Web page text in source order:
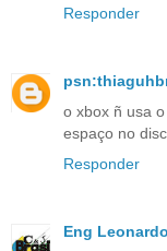
Responder
o xbox ñ usa
espaço no
Responder
Eng